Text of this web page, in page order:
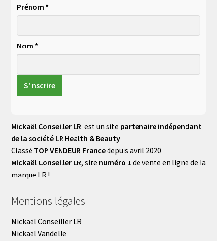
Prénom *
Nom *
Mickaël Conseiller LRest un site partenaire indépendant
de la société LR Health & Beauty
Classé TOP VENDEUR Francedepuis avril 2020
Mickaël Conseiller LR, site numéro 1 de vente en ligne de la
marque LR !
Mentions légales
Mickaël Conseiller LR
Mickaël Vandelle